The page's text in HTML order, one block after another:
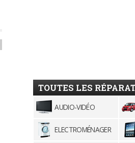
TOUTES LES
AUDIO-VIDÉO
ELECTROMÉNAGER